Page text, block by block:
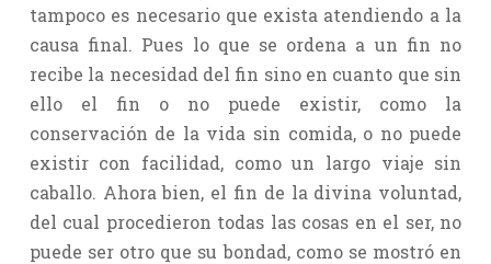
tampoco es necesario que exista atendiendo a la
causa final. Pues lo que se ordena a un fin no
recibe la necesidad del fin sino en cuanto que sin
ello el fin o no puede existir, como la
conservación de la vida sin comida, o no puede
existir con facilidad, como un largo viaje sin
caballo. Ahora bien, el fin de la divina voluntad,
del cual procedieron todas las cosas en el ser, no
puede ser otro que su bondad, como se mostró en